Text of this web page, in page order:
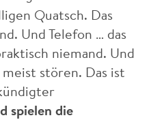
Quatsch. Das
Und Telefon … das
niemand. Und
stören. Das ist
spielen die